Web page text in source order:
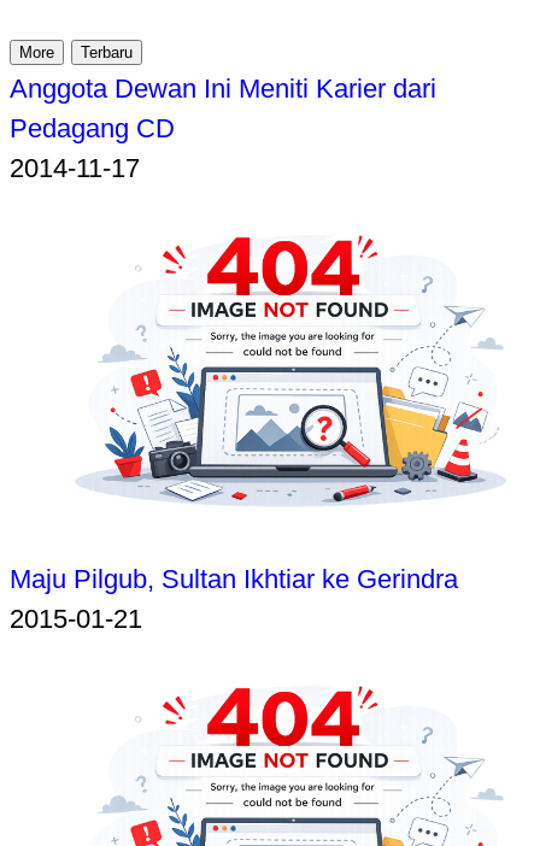
More Terbaru
Anggota Dewan Ini Meniti Karier dari
Pedagang CD
2014-11-17
Maju Pilgub, Sultan Ikhtiar ke Gerindra
2015-01-21